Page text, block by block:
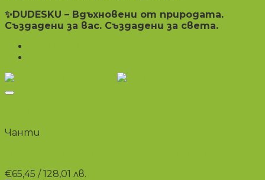
✨DUDESKU – Вдъхновени от природата.
Създадени за вас. Създадени за света.
Чанти
€65,45 / 128,01 лв.